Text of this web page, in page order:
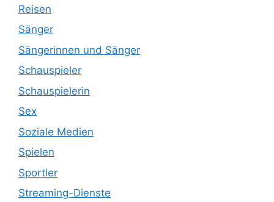
Reisen
Sänger
Sängerinnen und Sänger
Schauspieler
Schauspielerin
Sex
Soziale Medien
Spielen
Sportler
Streaming-Dienste